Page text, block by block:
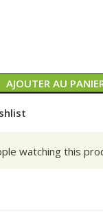
AJOUTER AU
watching this